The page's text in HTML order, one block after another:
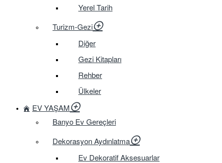
Yerel Tarih
Turizm-Gezi
Diğer
Gezi Kitapları
Rehber
Ülkeler
EV YAŞAM
Banyo Ev Gereçleri
Dekorasyon Aydınlatma
Ev Dekoratif Aksesuarlar